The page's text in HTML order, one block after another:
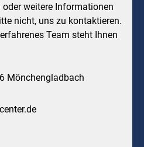
oder weitere Informationen
nicht, uns zu kontaktieren.
Team steht Ihnen
Mönchengladbach